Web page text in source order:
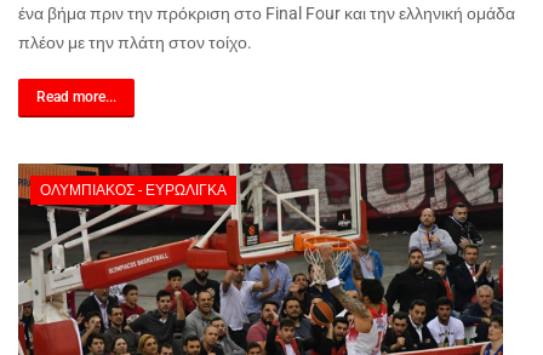
ένα βήμα πριν την πρόκριση στο Final Four και την ελληνική ομάδα
πλέον με την πλάτη στον τοίχο.
Read more...
ΟΛΥΜΠΙΑΚΌΣ - ΕΥΡΩΛΊΓΚΑ